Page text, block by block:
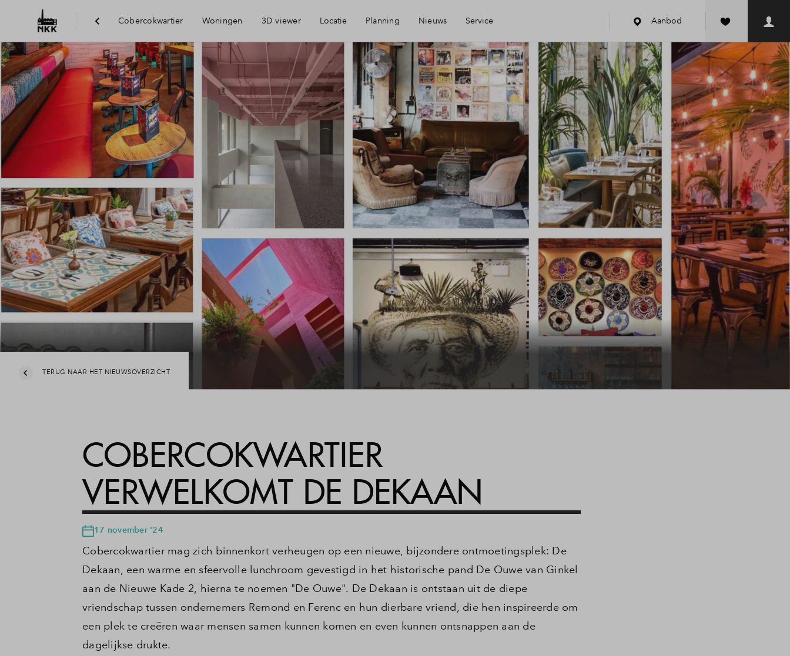
Cobercokwartier Woningen 3D viewer Locatie
Geschiedenis
Voorzieningen
Bereikbaarheid
Ondernemen
Parkeren
Planning Nieuws Service
Brochure
Mijn Eigen Huis
Financiele check
Financiering
Toewijzing
Woning kopen
Veelgestelde vragen
Contact
Aanbod
TERUG NAAR HET NIEUWSOVERZICHT
COBERCOKWARTIER
VERWELKOMT DE DEKAAN
17 november '24
Cobercokwartier mag zich binnenkort verheugen op een nieuwe, bijzondere ontmoetingsplek: De
Dekaan, een warme en sfeervolle lunchroom gevestigd in het historische pand De Ouwe van Ginkel
aan de Nieuwe Kade 2, hierna te noemen "De Ouwe". De Dekaan is ontstaan uit de diepe
vriendschap tussen ondernemers Remond en Ferenc en hun dierbare vriend, die hen inspireerde om
een plek te creëren waar mensen samen kunnen komen en even kunnen ontsnappen aan de
dagelijkse drukte.